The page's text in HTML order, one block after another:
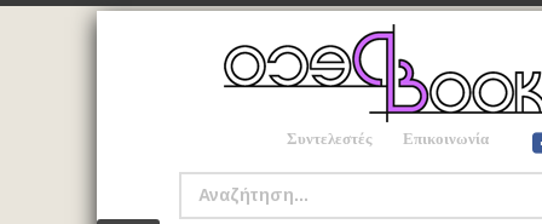
Συντελεστές Επικοινωνία